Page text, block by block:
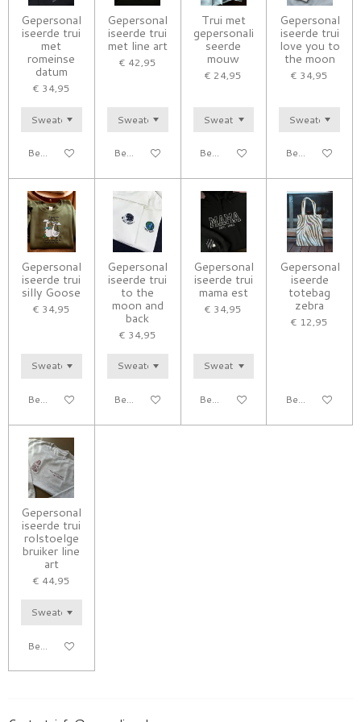
Gepersonal
iseerde trui
met
romeinse
datum
€ 34,95
Bekijk details
Gepersonal
iseerde trui
met line art
€ 42,95
Bekijk details
Trui met
gepersonali
seerde
mouw
€ 24,95
Bekijk details
Gepersonal
iseerde trui
love you to
the moon
€ 34,95
Bekijk details
Gepersonal
iseerde trui
silly Goose
€ 34,95
Bekijk details
Gepersonal
iseerde trui
to the
moon and
back
€ 34,95
Bekijk details
Gepersonal
iseerde trui
mama est
€ 34,95
Bekijk details
Gepersonal
iseerde
totebag
zebra
€ 12,95
Bekijk details
Gepersonal
iseerde trui
rolstoelge
bruiker line
art
€ 44,95
Bekijk details